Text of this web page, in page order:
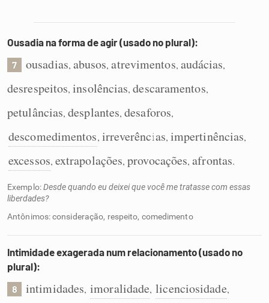
Ousadia na forma de agir (usado no plural):
7 ousadias, abusos,atrevimentos, audácias,
desrespeitos,insolências,descaramentos,
petulâncias,desplantes,desaforos,
descomedimentos, irreverências, impertinências,
excessos, extrapolações,provocações,afrontas.
Exemplo:Desde quando eu deixei que você me tratasse com essas
liberdades?
Antônimos: consideração, respeito, comedimento
Intimidade exagerada num relacionamento (usado no
plural):
8 intimidades, imoralidade, licenciosidade,